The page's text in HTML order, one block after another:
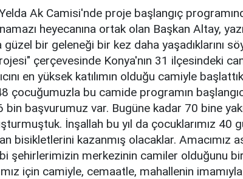
Ak Camisi'nde proje başlangıç
heyecanına ortak olan Başkan Altay,
bir geleneği bir kez daha yaşadıklarını
çerçevesinde Konya'nın 31 ilçesindeki
en yüksek katılımın olduğu camiyle
çocuğumuzla bu camide programın
başvurumuz var. Bugüne kadar 70 bine
İnşallah bu yıl da çocuklarımız 40
bisikletlerini kazanmış olacaklar. Amacımız
şehirlerimizin merkezinin camiler olduğunu
için camiyle, cemaatle, mahallenin